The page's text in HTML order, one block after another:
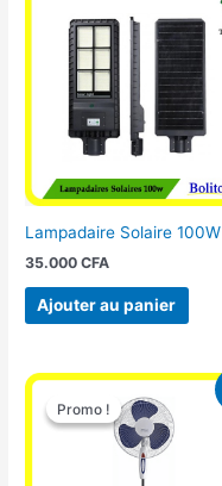
Lampadaire Solaire 100W
35.000CFA
Ajouter au panier
Promo !
Promo !
Le
prix
initial
était :
10.000 CFA.
Le